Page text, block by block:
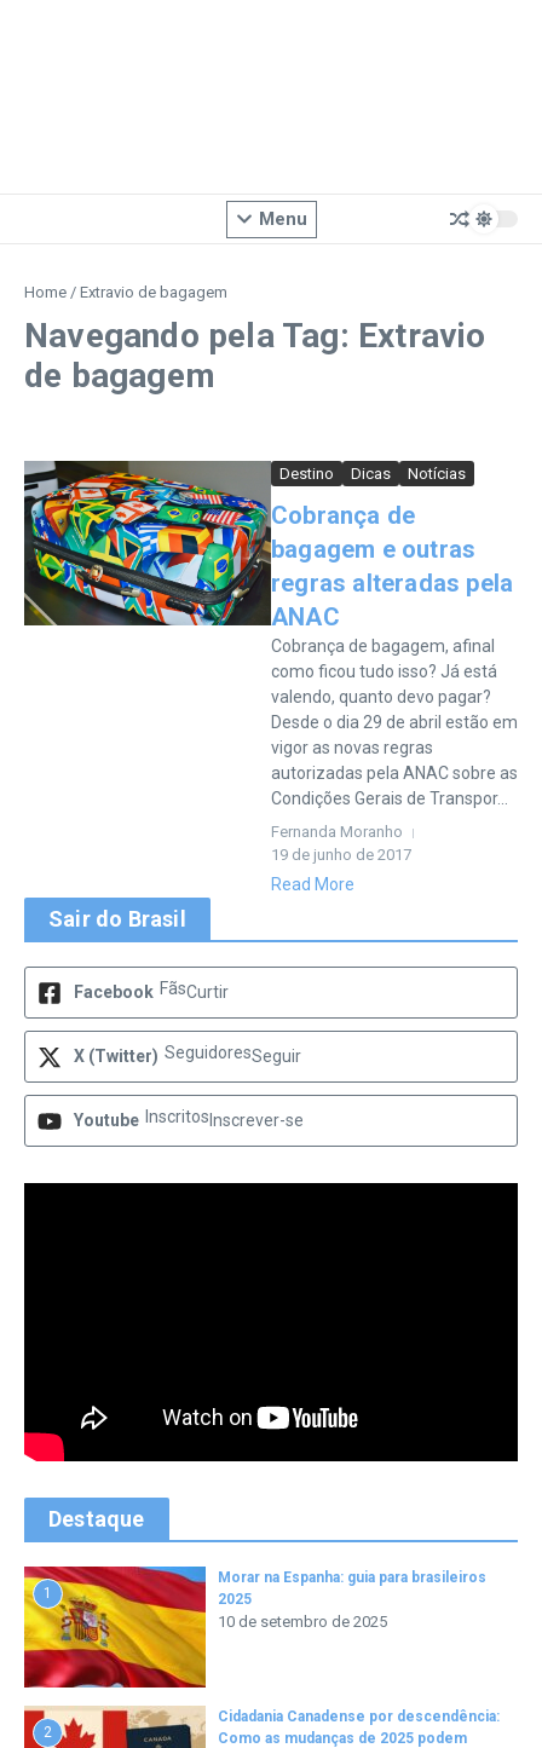
Menu
Home / Extravio de bagagem
Navegando pela Tag: Extravio
de bagagem
Destino Dicas Notícias
Cobrança de
bagagem e outras
regras alteradas pela
ANAC
Cobrança de bagagem, afinal
como ficou tudo isso? Já está
valendo, quanto devo pagar?
Desde o dia 29 de abril estão em
vigor as novas regras
autorizadas pela ANAC sobre as
Condições Gerais de Transpor...
Fernanda Moranho
19 de junho de 2017
Read More
Sair do Brasil
Facebook FãsCurtir
X (Twitter) SeguidoresSeguir
Youtube Inscritos Inscrever-se
Destaque
1
Morar na Espanha: guia para brasileiros
2025
10 de setembro de 2025
2
Cidadania Canadense por descendência:
Como as mudanças de 2025 podem